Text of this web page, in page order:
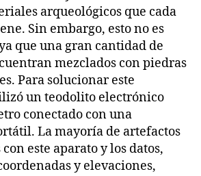
arqueológicos que cada
Sin embargo, esto no es
que una gran cantidad de
mezclados con piedras
Para solucionar este
un teodolito electrónico
conectado con una
La mayoría de artefactos
este aparato y los datos,
y elevaciones,